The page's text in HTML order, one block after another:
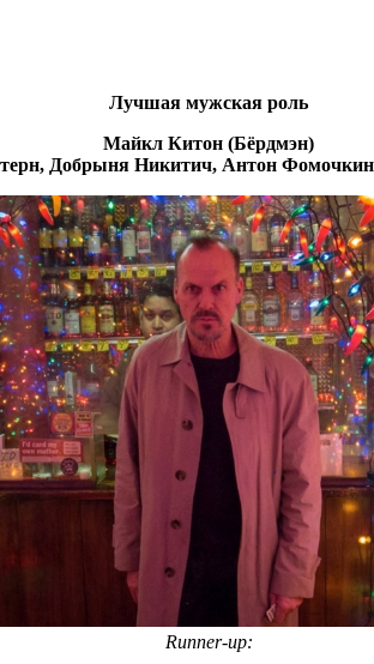
Лучшая мужская роль
Майкл Китон (Бёрдмэн)
Добрыня Никитич, Антон
Runner-up: